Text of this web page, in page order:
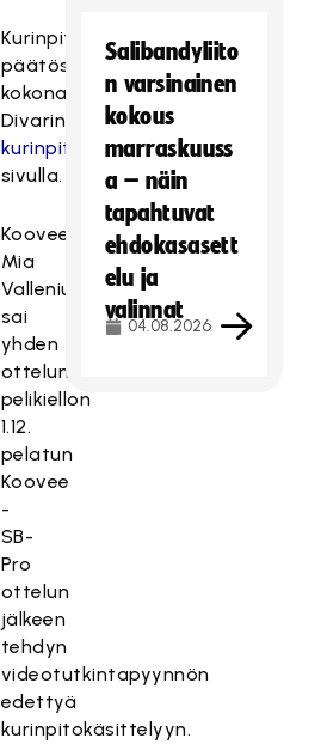
Kurinpitäjän
päätöspöytäkirja
kokonaisuudessaan
Divarin
kurinpito
sivulla.
Kooveen
Mia
Vallenius
sai
yhden
ottelun
pelikiellon
1.12.
pelatun
Koovee
-
SB-
Pro
ottelun
jälkeen
tehdyn
videotutkintapyynnön
edettyä
kurinpitokäsittelyyn.
Salibandyliito
n varsinainen
kokous
marraskuuss
a – näin
tapahtuvat
ehdokasasett
elu ja
valinnat
04.08.2026